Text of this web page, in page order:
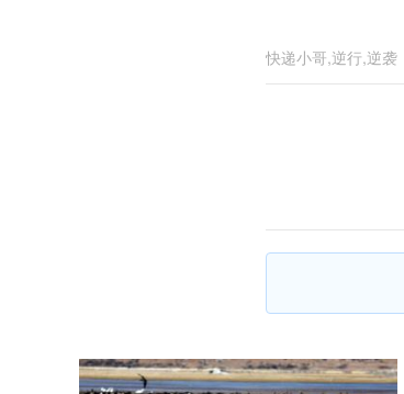
快递小哥,逆行,逆袭